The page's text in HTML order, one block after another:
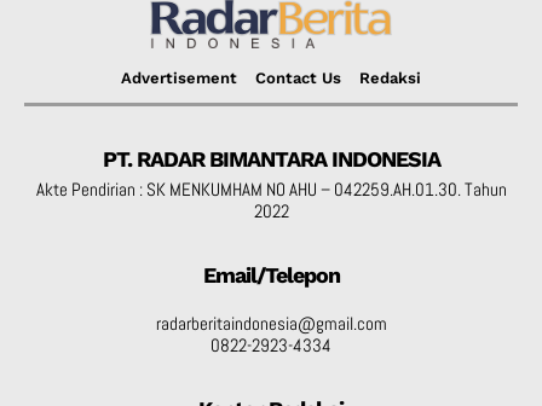
Advertisement Contact Us Redaksi
PT. RADAR BIMANTARA INDONESIA
Akte Pendirian : SK MENKUMHAM NO AHU – 042259.AH.01.30. Tahun
2022
Email/Telepon
radarberitaindonesia@gmail.com
0822-2923-4334